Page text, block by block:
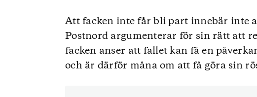
Att facken inte får bli part innebär inte
Postnord argumenterar för sin rätt att
facken anser att fallet kan få en
och är därför måna om att få göra sin